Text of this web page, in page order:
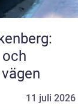
11 juli 2026